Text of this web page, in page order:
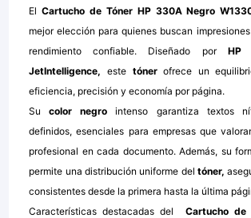
El Cartucho de Tóner HP 330A Negro
mejor elección para quienes buscan
rendimiento confiable. Diseñado porHP
JetIntelligence, este tónerofrece un
eficiencia, precisión y economía por página.
Sucolor negro intenso garantiza textos
definidos, esenciales para empresas que
profesional en cada documento. Además, su
permite una distribución uniforme deltóner,
consistentes desde la primera hasta la última
Características destacadas del
Cartucho de